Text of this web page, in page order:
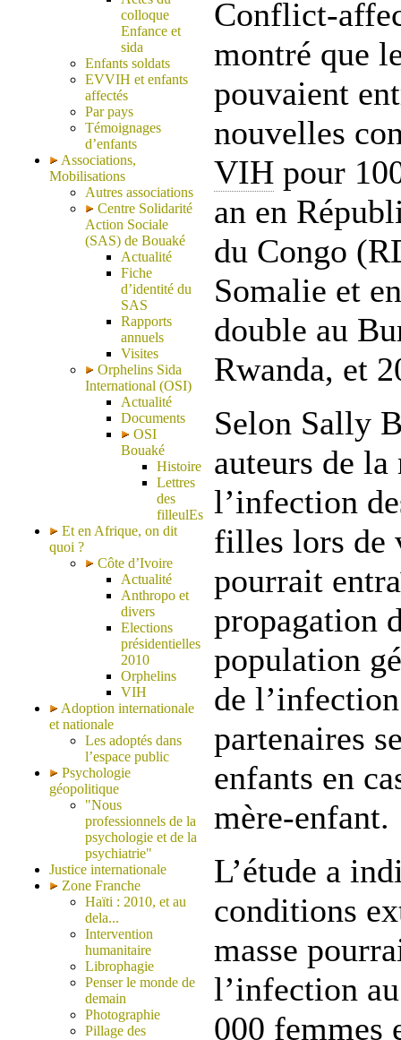
colloque
Enfance et
sida
Enfants soldats
EVVIH et enfants
affectés
Par pays
Témoignages
d’enfants
Associations,
Mobilisations
Autres associations
Centre Solidarité
Action Sociale
(SAS) de Bouaké
Actualité
Fiche
d’identité du
SAS
Rapports
annuels
Visites
Orphelins Sida
International (OSI)
Actualité
Documents
OSI
Bouaké
Histoire
Lettres
des
filleulEs
Et en Afrique, on dit
quoi ?
Côte d’Ivoire
Actualité
Anthropo et
divers
Elections
présidentielles
2010
Orphelins
VIH
Adoption internationale
et nationale
Les adoptés dans
l’espace public
Psychologie
géopolitique
"Nous
professionnels de la
psychologie et de la
psychiatrie"
Justice internationale
Zone Franche
Haïti : 2010, et au
dela...
Intervention
humanitaire
Librophagie
Penser le monde de
demain
Photographie
Pillage des
Conflict-
montré que
pouvaient
nouvelles
VIH pour
an en
du Congo
Somalie et
double au
Rwanda, et
Selon Sally
auteurs de
l’infection
filles lors de
pourrait
propagation
population
de
partenaires
enfants en
mère-enfant.
L’étude a
conditions
masse
l’infection
000 femmes